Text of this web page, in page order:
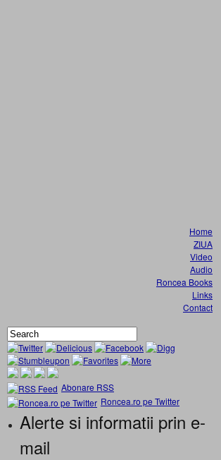
Home
ZIUA
Video
Audio
Roncea Books
Links
Contact
Abonare RSS
Roncea.ro pe Twitter
Alerte si informatii prin e-
mail